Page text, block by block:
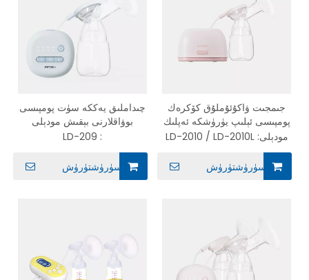
جىمجىت ۋاكۇئۇملۇق كۆكرەك
پومپىسى ئېلىپ يۈرۈشكە ئەپلىك
LED يېنىك قوش توكلۇق سۈتمودېلى:LD-2010 / LD-2010L
سۈرۈشتۈرۈش
چىداملىق يەككە سۈت پومپىسى
بوۋاقلارنى بېقىش مودېلى
ئۈچۈن ئاپتوماتىك توكلۇق پومپا
:
LD-209
سۈرۈشتۈرۈش